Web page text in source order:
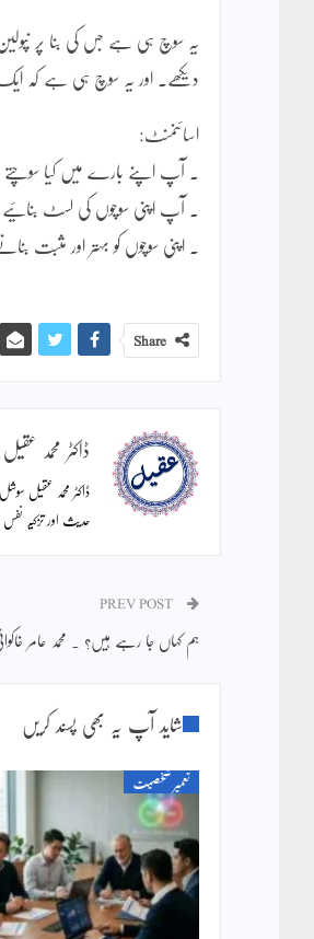
یہ سوچ ہی ہے جس کی بنا پر
دیکھے۔ اور یہ سوچ ہی ہے کہ ایک
اسائنمنٹ:
۔ آپ اپنے بارے میں کیا سوچتے
۔ آپ اپنی سوچوں کی لسٹ بنائیے
۔ اپنی سوچوں کو بہتر اور مثبت
Share
ڈاکٹر محمد عقیل
حدیث اور تزکیہ
ہم کہاں جا رہے ہیں؟ ۔ محمد عامر
شاید آپ یہ بھی پسند کریں
تعمیر شخصیت